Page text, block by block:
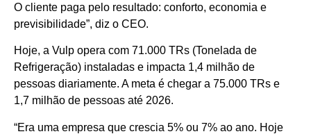
O cliente paga pelo resultado: conforto, economia e
previsibilidade”, diz o CEO.
Hoje, a Vulp opera com 71.000 TRs (Tonelada de
Refrigeração) instaladas e impacta 1,4 milhão de
pessoas diariamente. A meta é chegar a 75.000 TRs e
1,7 milhão de pessoas até 2026.
“Era uma empresa que crescia 5% ou 7% ao ano. Hoje